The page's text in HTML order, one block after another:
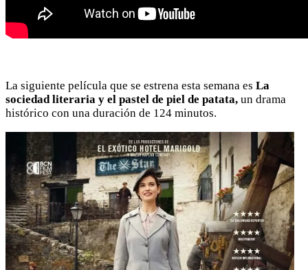
La siguiente película que se estrena esta semana es La
sociedad literaria y el pastel de piel de patata, un drama
histórico con una duración de 124 minutos.